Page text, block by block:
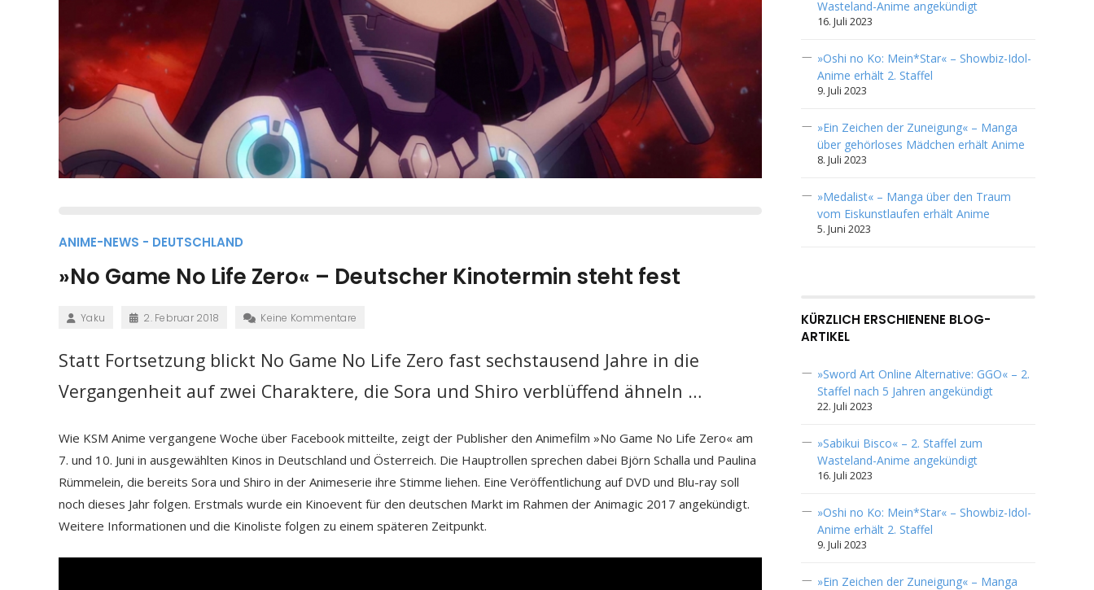
ANIME-NEWS - DEUTSCHLAND
»No Game No Life Zero« – Deutscher Kinotermin steht fest
Yaku 2. Februar 2018 Keine Kommentare
Statt Fortsetzung blickt No Game No Life Zero fast sechstausend Jahre in die
Vergangenheit auf zwei Charaktere, die Sora und Shiro verblüffend ähneln …
Wie KSM Anime vergangene Woche über Facebook mitteilte, zeigt der Publisher den Animefilm »No Game No Life Zero« am
7. und 10. Juni in ausgewählten Kinos in Deutschland und Österreich. Die Hauptrollen sprechen dabei Björn Schalla und Paulina
Rümmelein, die bereits Sora und Shiro in der Animeserie ihre Stimme liehen. Eine Veröffentlichung auf DVD und Blu-ray soll
noch dieses Jahr folgen. Erstmals wurde ein Kinoevent für den deutschen Markt im Rahmen der Animagic 2017 angekündigt.
Weitere Informationen und die Kinoliste folgen zu einem späteren Zeitpunkt.
Wasteland-Anime angekündigt
16. Juli 2023
»Oshi no Ko: Mein*Star« – Showbiz-Idol-
Anime erhält 2. Staffel
9. Juli 2023
»Ein Zeichen der Zuneigung« – Manga
über gehörloses Mädchen erhält Anime
8. Juli 2023
»Medalist« – Manga über den Traum
vom Eiskunstlaufen erhält Anime
5. Juni 2023
KÜRZLICH ERSCHIENENE BLOG-
ARTIKEL
»Sword Art Online Alternative: GGO« – 2.
Staffel nach 5 Jahren angekündigt
22. Juli 2023
»Sabikui Bisco« – 2. Staffel zum
Wasteland-Anime angekündigt
16. Juli 2023
»Oshi no Ko: Mein*Star« – Showbiz-Idol-
Anime erhält 2. Staffel
9. Juli 2023
»Ein Zeichen der Zuneigung« – Manga